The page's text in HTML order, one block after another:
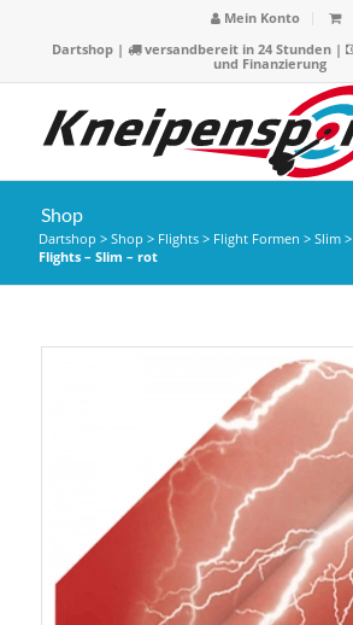
Mein Konto
Dartshop| versandbereit in 24 Stunden |
und Finanzierung
Shop
Dartshop > Shop > Flights> Flight Formen > Slim>
Flights – Slim – rot